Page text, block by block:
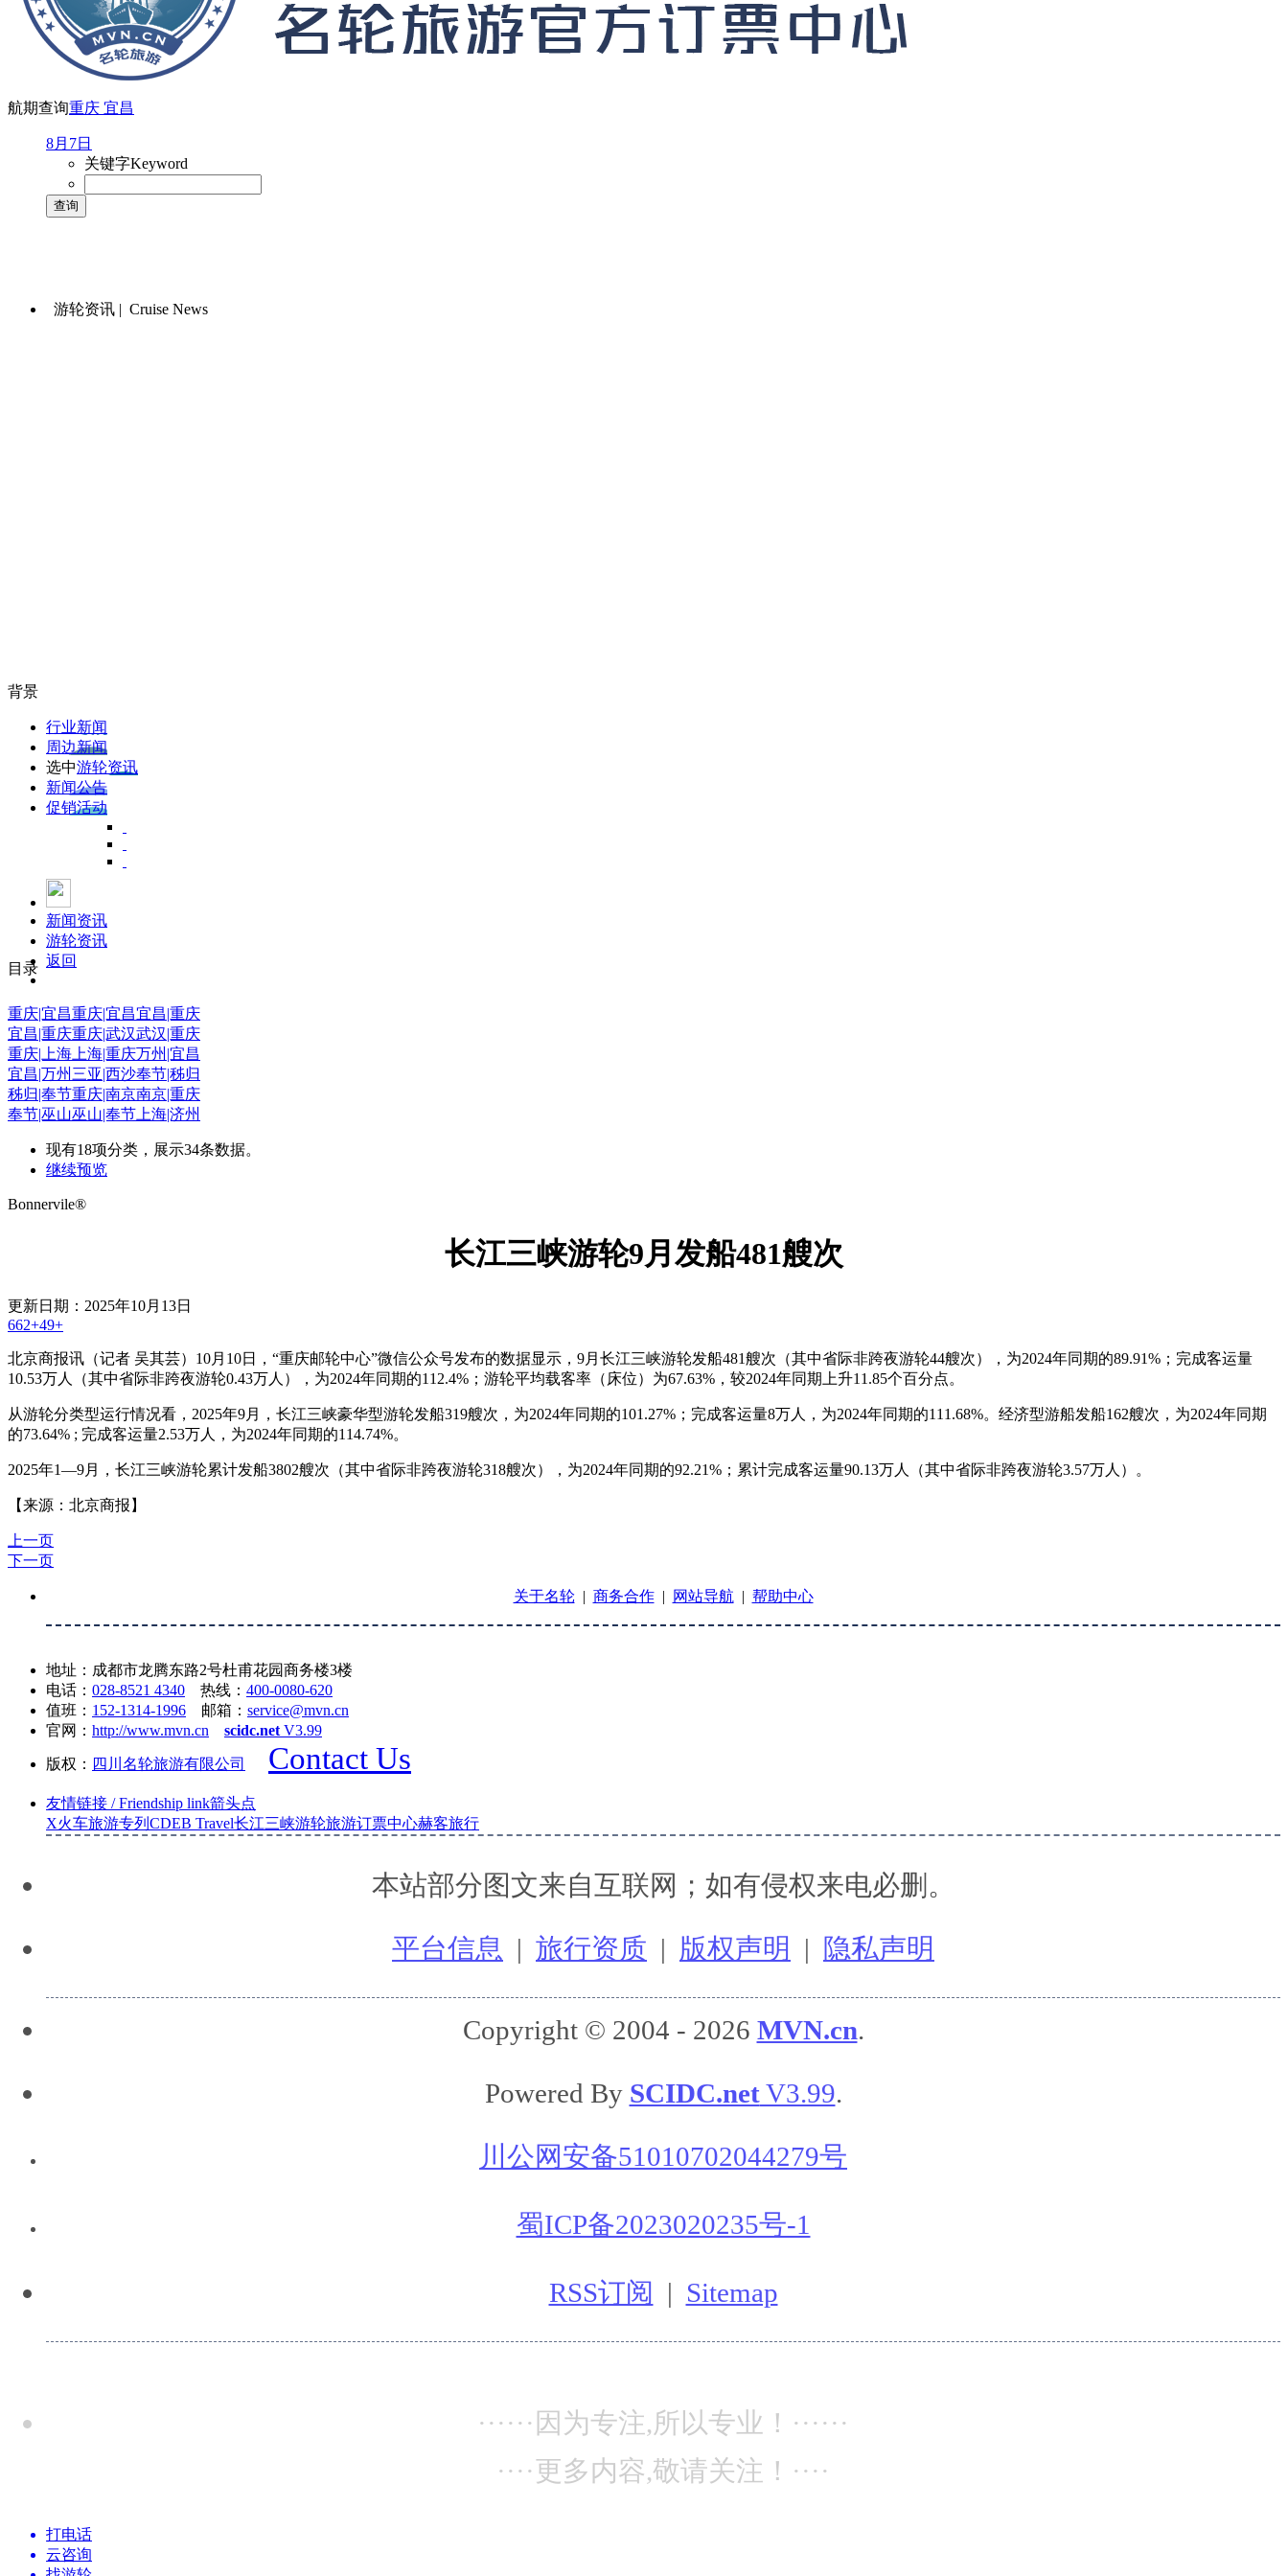
航期查询重庆 宜昌
8月7日
关键字Keyword
游轮资讯 | Cruise News
背景
行业新闻
周边新闻
选中游轮资讯
新闻公告
促销活动
目录
新闻资讯
游轮资讯
返回
重庆|宜昌重庆|宜昌宜昌|重庆
宜昌|重庆重庆|武汉武汉|重庆
重庆|上海 上海|重庆万州|宜昌
宜昌|万州 三亚|西沙奉节|秭归
秭归|奉节重庆|南京南京|重庆
奉节|巫山巫山|奉节 上海|济州
现有18项分类，展示34条数据。
继续预览
Bonnervile®
长江三峡游轮9月发船481艘次
更新日期：2025年10月13日
662+49+
北京商报讯（记者 吴其芸）10月10日，“重庆邮轮中心”微信公众号发布的数据显示，9月长江三峡游轮发船481艘次（其中省际非跨夜游轮44艘次），为2024年同期的89.91%；完成客运量
10.53万人（其中省际非跨夜游轮0.43万人），为2024年同期的112.4%；游轮平均载客率（床位）为67.63%，较2024年同期上升11.85个百分点。
从游轮分类型运行情况看，2025年9月，长江三峡豪华型游轮发船319艘次，为2024年同期的101.27%；完成客运量8万人，为2024年同期的111.68%。经济型游船发船162艘次，为2024年同期
的73.64% ; 完成客运量2.53万人，为2024年同期的114.74%。
2025年1—9月，长江三峡游轮累计发船3802艘次（其中省际非跨夜游轮318艘次），为2024年同期的92.21%；累计完成客运量90.13万人（其中省际非跨夜游轮3.57万人）。
【来源：北京商报】
上一页
下一页
关于名轮| 商务合作| 网站导航 | 帮助中心
地址：成都市龙腾东路2号杜甫花园商务楼3楼
电话： 028-8521 4340 热线： 400-0080-620
值班： 152-1314-1996 邮箱： service@mvn.cn
官网： http://www.mvn.cn scidc.net V3.99
版权： 四川名轮旅游有限公司 Contact Us
友情链接 / Friendship link箭头点
X火车旅游专列 CDEB Travel长江三峡游轮旅游订票中心赫客旅行
本站部分图文来自互联网；如有侵权来电必删。
平台信息 | 旅行资质 | 版权声明 | 隐私声明
Copyright © 2004 - 2026 MVN.cn.
Powered By SCIDC.netV3.99.
川公网安备51010702044279号
蜀ICP备2023020235号-1
RSS订阅 | Sitemap
······因为专注,所以专业！······
····更多内容,敬请关注！····
打电话
云咨询